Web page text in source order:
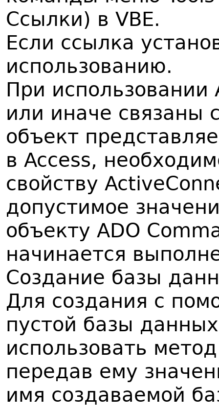
Ссылки) в VBE.
Если ссылка
использованию.
При использовании
или иначе связаны
объект
в Access,
свойству
допустимое
объекту ADO
начинается
Создание базы
Для создания с
пустой базы
использовать
передав ему
имя создаваемой